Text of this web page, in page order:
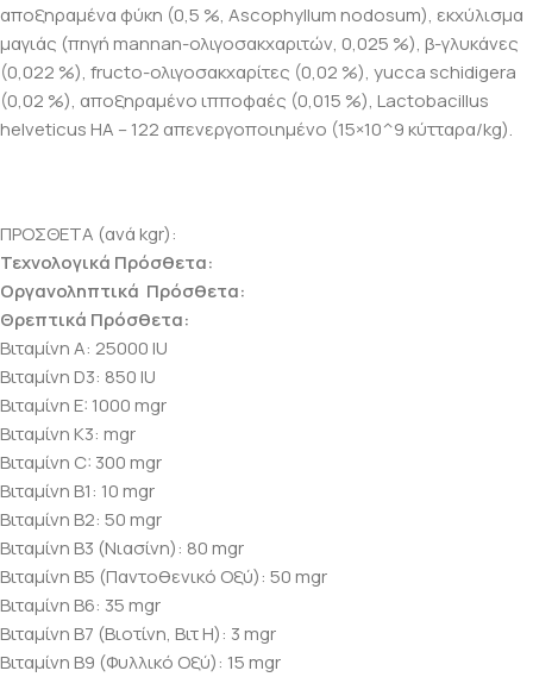
αποξηραμένα φύκη (0,5 %, Ascophyllum nodosum), εκχύλισμα
μαγιάς (πηγή mannan-ολιγοσακχαριτών, 0,025 %), β-γλυκάνες
(0,022 %), fructo-ολιγοσακχαρίτες (0,02 %), yucca schidigera
(0,02 %), αποξηραμένο ιπποφαές (0,015 %), Lactobacillus
helveticus HA – 122 απενεργοποιημένο (15×10^9 κύτταρα/kg).
ΠΡΟΣΘΕΤΑ (ανά kgr):
Τεχνολογικά Πρόσθετα:
Οργανοληπτικά Πρόσθετα:
Θρεπτικά Πρόσθετα:
Βιταμίνη Α: 25000 IU
Βιταμίνη D3: 850 IU
Βιταμίνη E: 1000 mgr
Βιταμίνη Κ3: mgr
Βιταμίνη C: 300 mgr
Βιταμίνη B1: 10 mgr
Βιταμίνη B2: 50 mgr
Βιταμίνη B3 (Νιασίνη): 80 mgr
Βιταμίνη B5 (Παντοθενικό Οξύ): 50 mgr
Βιταμίνη B6: 35 mgr
Βιταμίνη B7 (Βιοτίνη, Βιτ Η): 3 mgr
Βιταμίνη B9 (Φυλλικό Οξύ): 15 mgr